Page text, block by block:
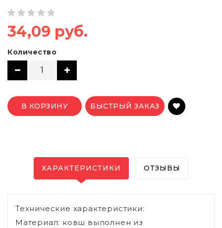
34,09 руб.
Количество
В КОРЗИНУ БЫСТРЫЙ ЗАКАЗ
ХАРАКТЕРИСТИКИ ОТЗЫВЫ
Технические характеристики:
Материал: ковш выполнен из